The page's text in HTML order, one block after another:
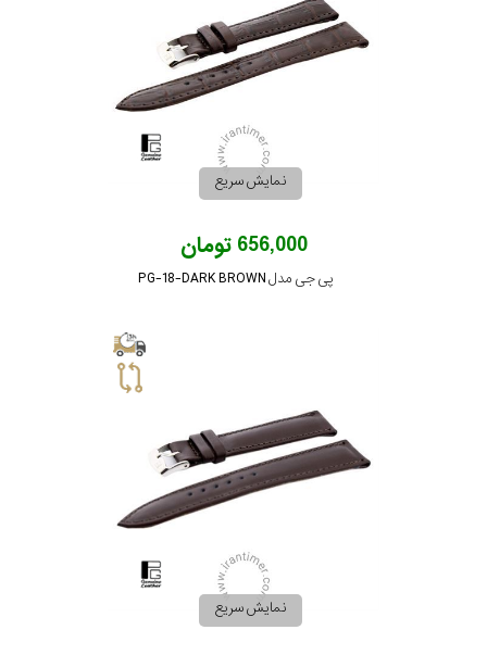
نمایش سریع
656,000 تومان
پی جی مدل PG-18-DARK BROWN
نمایش سریع